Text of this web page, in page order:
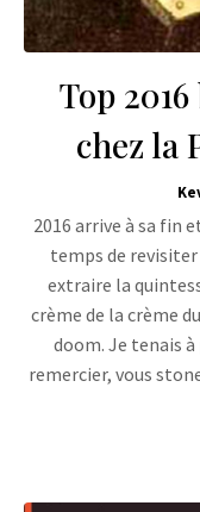
Top
chez la
2016 arrive à sa fin
temps de
extraire la
crème de la crème
doom. Je tenais
remercier, vous